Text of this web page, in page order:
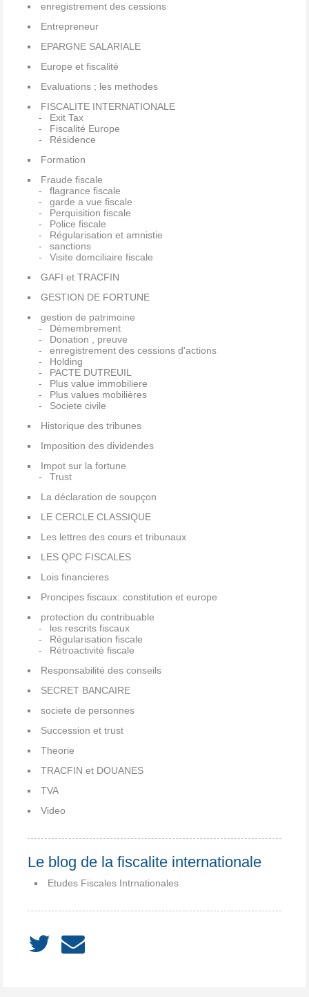
enregistrement des cessions
Entrepreneur
EPARGNE SALARIALE
Europe et fiscalité
Evaluations ; les methodes
FISCALITE INTERNATIONALE
Exit Tax
Fiscalité Europe
Résidence
Formation
Fraude fiscale
flagrance fiscale
garde a vue fiscale
Perquisition fiscale
Police fiscale
Régularisation et amnistie
sanctions
Visite domciliaire fiscale
GAFI et TRACFIN
GESTION DE FORTUNE
gestion de patrimoine
Démembrement
Donation , preuve
enregistrement des cessions d'actions
Holding
PACTE DUTREUIL
Plus value immobiliere
Plus values mobilières
Societe civile
Historique des tribunes
Imposition des dividendes
Impot sur la fortune
Trust
La déclaration de soupçon
LE CERCLE CLASSIQUE
Les lettres des cours et tribunaux
LES QPC FISCALES
Lois financieres
Proncipes fiscaux: constitution et europe
protection du contribuable
les rescrits fiscaux
Régularisation fiscale
Rétroactivité fiscale
Responsabilité des conseils
SECRET BANCAIRE
societe de personnes
Succession et trust
Theorie
TRACFIN et DOUANES
TVA
Video
Le blog de la fiscalite internationale
Etudes Fiscales Intrnationales